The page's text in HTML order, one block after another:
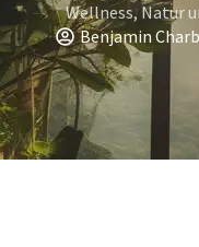
Wellness, Natur
Benjamin